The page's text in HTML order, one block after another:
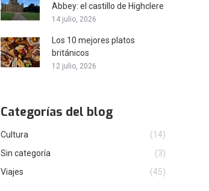
Abbey: el castillo de Highclere
14 julio, 2026
Los 10 mejores platos
británicos
12 julio, 2026
Categorías del blog
Cultura
(14)
Sin categoría
(3)
Viajes
(45)